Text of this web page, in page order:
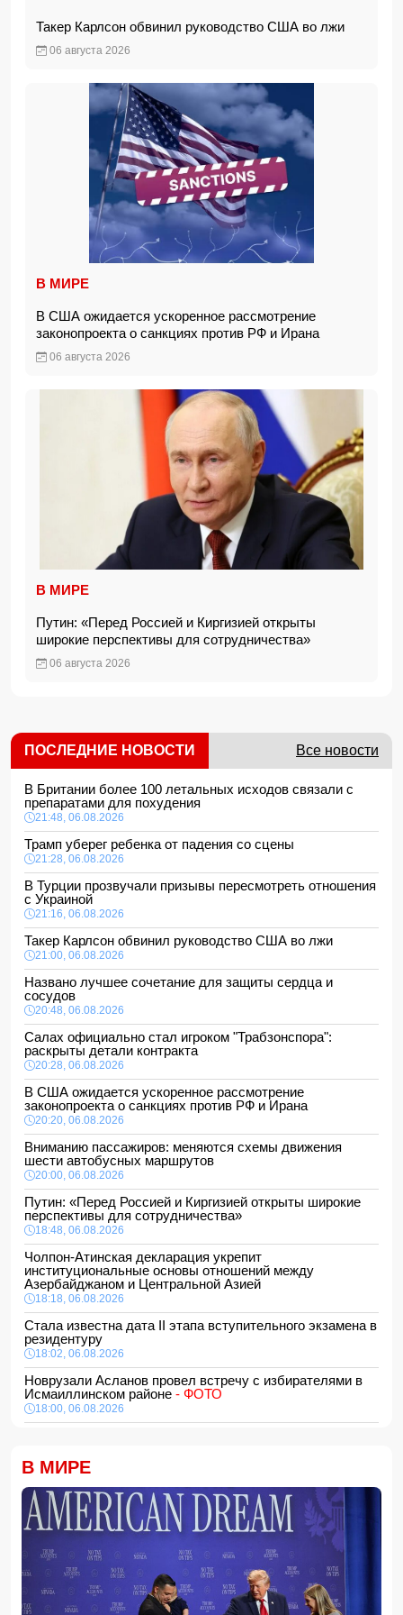
Такер Карлсон обвинил руководство США во лжи
06 августа 2026
В МИРЕ
В США ожидается ускоренное рассмотрение
законопроекта о санкциях против РФ и Ирана
06 августа 2026
В МИРЕ
Путин: «Перед Россией и Киргизией открыты
широкие перспективы для сотрудничества»
06 августа 2026
ПОСЛЕДНИЕ НОВОСТИ Все новости
В Британии более 100 летальных исходов связали с
препаратами для похудения
21:48, 06.08.2026
Трамп уберег ребенка от падения со сцены
21:28, 06.08.2026
В Турции прозвучали призывы пересмотреть отношения
с Украиной
21:16, 06.08.2026
Такер Карлсон обвинил руководство США во лжи
21:00, 06.08.2026
Названо лучшее сочетание для защиты сердца и
сосудов
20:48, 06.08.2026
Салах официально стал игроком "Трабзонспора":
раскрыты детали контракта
20:28, 06.08.2026
В США ожидается ускоренное рассмотрение
законопроекта о санкциях против РФ и Ирана
20:20, 06.08.2026
Вниманию пассажиров: меняются схемы движения
шести автобусных маршрутов
20:00, 06.08.2026
Путин: «Перед Россией и Киргизией открыты широкие
перспективы для сотрудничества»
18:48, 06.08.2026
Чолпон-Атинская декларация укрепит
институциональные основы отношений между
Азербайджаном и Центральной Азией
18:18, 06.08.2026
Стала известна дата II этапа вступительного экзамена в
резидентуру
18:02, 06.08.2026
Новрузали Асланов провел встречу с избирателями в
Исмаиллинском районе - ФОТО
18:00, 06.08.2026
16:48, 06.08.2026
Джейхун Байрамов и Андрей Сибига проводят встречу в
Киеве
16:28, 06.08.2026
Гави покрасил волосы в розовый цвет в честь победы
Испании на ЧМ-2026
16:16, 06.08.2026
США сняли санкции с авиакомпании, обвинявшейся в
В МИРЕ